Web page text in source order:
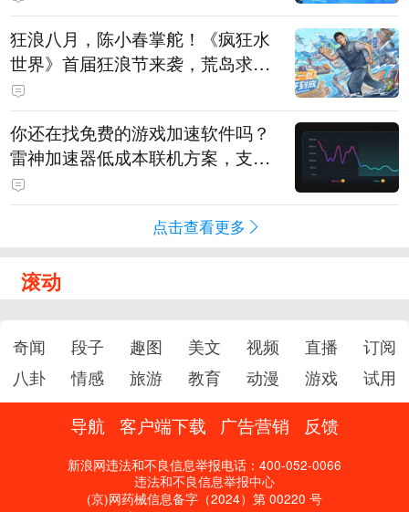
狂浪八月，陈小春掌舵！《疯狂水
世界》首届狂浪节来袭，荒岛求生
直播即将开启
你还在找免费的游戏加速软件吗？
雷神加速器低成本联机方案，支持
免费试用
点击查看更多
滚动
奇闻 段子 趣图 美文 视频 直播
订阅
八卦
情感 旅游 教育 动漫 游戏 试用
导航 客户端下载 广告营销 反馈
新浪网违法和不良信息举报电话：400-052-0066
违法和不良信息举报中心
(京)网药械信息备字（2024）第 00220 号